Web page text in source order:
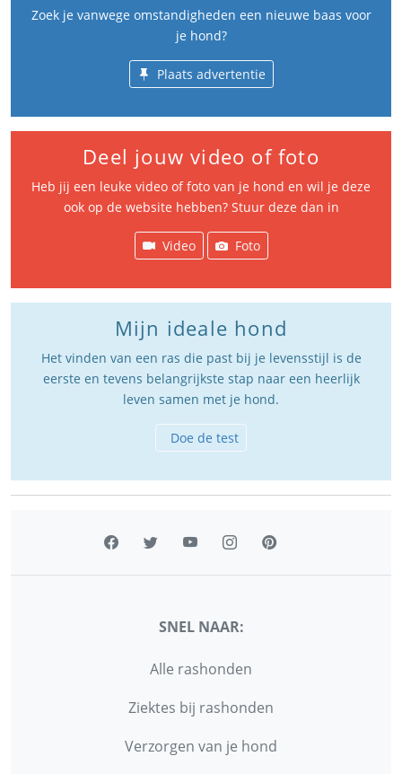
Zoek je vanwege omstandigheden een nieuwe baas voor
je hond?
Plaats advertentie
Deel jouw video of foto
Heb jij een leuke video of foto van je hond en wil je deze
ook op de website hebben? Stuur deze dan in
Video Foto
Mijn ideale hond
Het vinden van een ras die past bij je levensstijl is de
eerste en tevens belangrijkste stap naar een heerlijk
leven samen met je hond.
Doe de test
SNEL NAAR:
Alle rashonden
Ziektes bij rashonden
Verzorgen van je hond